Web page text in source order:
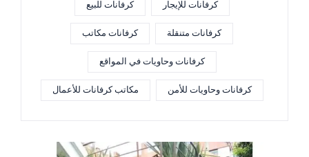
كرفانات للإيجار كرفانات للبيع
كرفانات متنقلة كرفانات مكاتب
كرفانات وحاويات في المواقع
كرفانات وحاويات للأمن مكاتب كرفانات للأعمال